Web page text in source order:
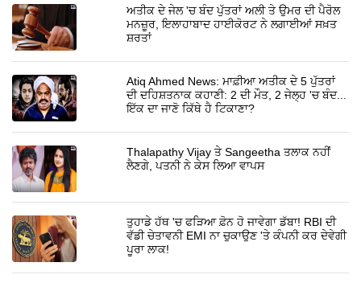
ਅਤੀਕ ਦੇ ਜੇਲ 'ਚ ਬੰਦ ਪੁੱਤਰਾਂ ਅਲੀ ਤੇ ਉਮਰ ਦੀ ਪੈਰੋਲ
ਮਨਜ਼ੂਰ, ਇਲਾਹਾਬਾਦ ਹਾਈਕੋਰਟ ਨੇ ਲਗਾਈਆਂ ਸਖ਼ਤ
ਸ਼ਰਤਾਂ
Atiq Ahmed News: ਮਾਫ਼ੀਆ ਅਤੀਕ ਦੇ 5 ਪੁੱਤਰਾਂ
ਦੀ ਦਹਿਸ਼ਤਨਾਕ ਕਹਾਣੀ: 2 ਦੀ ਮੌਤ, 2 ਜੇਲ੍ਹ 'ਚ ਬੰਦ...
ਇੱਕ ਦਾ ਜਾਣੋ ਕਿੱਥੇ ਹੈ ਟਿਕਾਣਾ?
Thalapathy Vijay ਤੇ Sangeetha ਤਲਾਕ ਨਹੀਂ
ਲੈਣਗੇ, ਪਤਨੀ ਨੇ ਕੇਸ ਲਿਆ ਵਾਪਸ
ਤੁਹਾਡੇ ਹੱਥ 'ਚ ਫੜਿਆ ਫ਼ੋਨ ਹੋ ਜਾਵੇਗਾ ਡੱਬਾ! RBI ਦੀ
ਵੱਡੀ ਚੇਤਾਵਨੀ EMI ਨਾ ਚੁਕਾਉਣ 'ਤੇ ਕੰਪਨੀ ਕਰ ਦੇਵੇਗੀ
ਪੂਰਾ ਲਾਕ!